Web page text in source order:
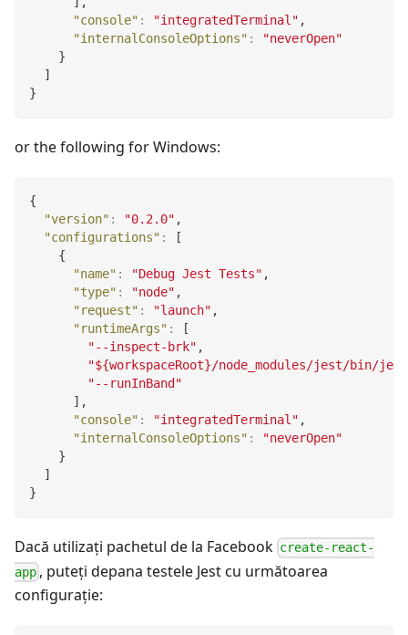
"console" : "integratedTerminal" ,
"internalConsoleOptions" :
"neverOpen"
}
]
}
or the following for Windows:
{
"version" : "0.2.0" ,
"configurations" :
[
{
"name" : "Debug Jest Tests" ,
"type" : "node" ,
"request" : "launch" ,
"runtimeArgs" :
[
"--inspect-brk" ,
"${workspaceRoot}/node_modules/jest/bin/
"--runInBand"
] ,
"console" : "integratedTerminal" ,
"internalConsoleOptions" :
"neverOpen"
}
]
}
Dacă utilizaţi pachetul de la Facebook create-react-
app , puteţi depana testele Jest cu următoarea
configurație: